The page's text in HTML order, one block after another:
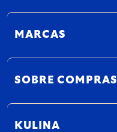
MARCAS
SOBRE COMPRAS
KULINA